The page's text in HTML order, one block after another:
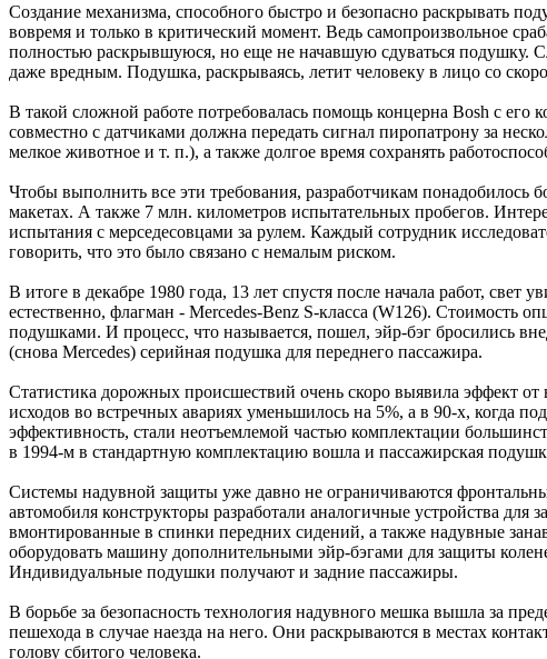
Создание механизма, способного быстро и безопасно раскрывать
вовремя и только в критический момент. Ведь самопроизвольное
полностью раскрывшуюся, но еще не начавшую сдуваться подушку.
даже вредным. Подушка, раскрываясь, летит человеку в лицо со
В такой сложной работе потребовалась помощь концерна Bosh с
совместно с датчиками должна передать сигнал пиропатрону за
мелкое животное и т. п.), а также долгое время сохранять
Чтобы выполнить все эти требования, разработчикам понадобилось
макетах. А также 7 млн. километров испытательных пробегов.
испытания с мерседесовцами за рулем. Каждый сотрудник
говорить, что это было связано с немалым риском.
В итоге в декабре 1980 года, 13 лет спустя после начала работ,
естественно, флагман - Mercedes-Benz S-класса (W126). Стоимость
подушками. И процесс, что называется, пошел, эйр-бэг бросились
(снова Mercedes) серийная подушка для переднего пассажира.
Статистика дорожных происшествий очень скоро выявила эффект
исходов во встречных авариях уменьшилось на 5%, а в 90-х, когда
эффективность, стали неотъемлемой частью комплектации
в 1994-м в стандартную комплектацию вошла и пассажирская
Системы надувной защиты уже давно не ограничиваются
автомобиля конструкторы разработали аналогичные устройства
вмонтированные в спинки передних сидений, а также надувные
оборудовать машину дополнительными эйр-бэгами для защиты
Индивидуальные подушки получают и задние пассажиры.
В борьбе за безопасность технология надувного мешка вышла за
пешехода в случае наезда на него. Они раскрываются в местах
голову сбитого человека.